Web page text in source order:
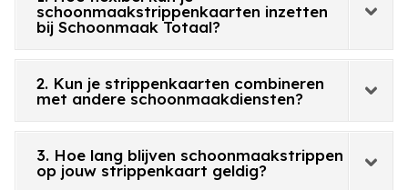
schoonmaakstrippenkaarten inzetten
bij Schoonmaak Totaal?
2. Kun je strippenkaarten combineren
met andere schoonmaakdiensten?
3. Hoe lang blijven schoonmaakstrippen
op jouw strippenkaart geldig?